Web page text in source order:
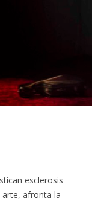
esclerosis
arte, afronta la